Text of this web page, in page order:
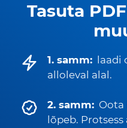
Tasuta
1. samm:
laadi
alloleval alal.
2. samm: Oota
lõpeb.